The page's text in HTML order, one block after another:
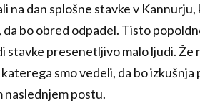
na dan splošne stavke v
bo obred odpadel. Tisto
stavke presenetljivo malo ljudi. Že
smo vedeli, da bo
naslednjem postu.